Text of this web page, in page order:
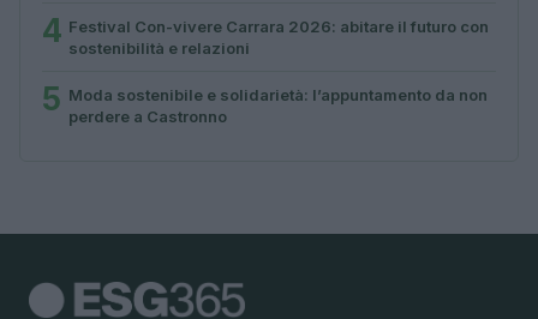
4 Festival Con-vivere Carrara 2026: abitare il futuro con
sostenibilità e relazioni
5 Moda sostenibile e solidarietà: l’appuntamento da non
perdere a Castronno